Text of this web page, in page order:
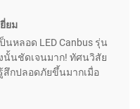
ยม
หลอด LED Canbus รุ่น
นั้นชัดเจนมาก! ทัศนวิสัย
สึกปลอดภัยขึ้นมากเมื่อ